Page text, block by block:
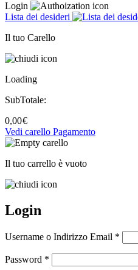
Login
Lista dei desideri
Il tuo Carello
Loading
SubTotale:
0,00€
Vedi carello Pagamento
Il tuo carrello è vuoto
Login
Username o Indirizzo Email *
Password *